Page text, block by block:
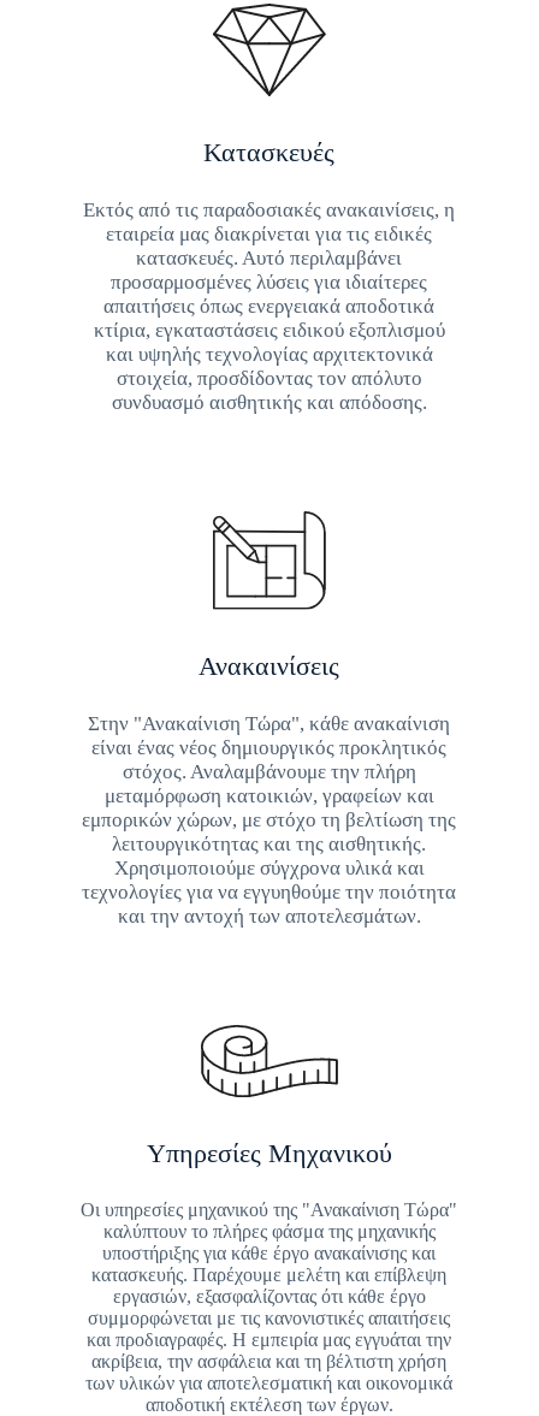
Κατασκευές
Εκτός από τις παραδοσιακές ανακαινίσεις, η
εταιρεία μας διακρίνεται για τις ειδικές
κατασκευές. Αυτό περιλαμβάνει
προσαρμοσμένες λύσεις για ιδιαίτερες
απαιτήσεις όπως ενεργειακά αποδοτικά
κτίρια, εγκαταστάσεις ειδικού εξοπλισμού
και υψηλής τεχνολογίας αρχιτεκτονικά
στοιχεία, προσδίδοντας τον απόλυτο
συνδυασμό αισθητικής και απόδοσης.
Ανακαινίσεις
Στην "Ανακαίνιση Τώρα", κάθε ανακαίνιση
είναι ένας νέος δημιουργικός προκλητικός
στόχος. Αναλαμβάνουμε την πλήρη
μεταμόρφωση κατοικιών, γραφείων και
εμπορικών χώρων, με στόχο τη βελτίωση της
λειτουργικότητας και της αισθητικής.
Χρησιμοποιούμε σύγχρονα υλικά και
τεχνολογίες για να εγγυηθούμε την ποιότητα
και την αντοχή των αποτελεσμάτων.
Υπηρεσίες Μηχανικού
Οι υπηρεσίες μηχανικού της "Ανακαίνιση Τώρα"
καλύπτουν το πλήρες φάσμα της μηχανικής
υποστήριξης για κάθε έργο ανακαίνισης και
κατασκευής. Παρέχουμε μελέτη και επίβλεψη
εργασιών, εξασφαλίζοντας ότι κάθε έργο
συμμορφώνεται με τις κανονιστικές απαιτήσεις
και προδιαγραφές. Η εμπειρία μας εγγυάται την
ακρίβεια, την ασφάλεια και τη βέλτιστη χρήση
των υλικών για αποτελεσματική και οικονομικά
αποδοτική εκτέλεση των έργων.